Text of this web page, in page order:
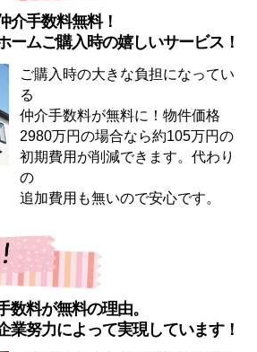
介手数料無料！
ームご購入時の嬉しいサービス！
ご購入時の大きな負担になってい
る
仲介手数料が無料に！物件価格
2980万円の場合なら約105万円の
初期費用が削減できます。代わり
の
追加費用も無いので安心です。
数料が無料の理由。
業努力によって実現しています！